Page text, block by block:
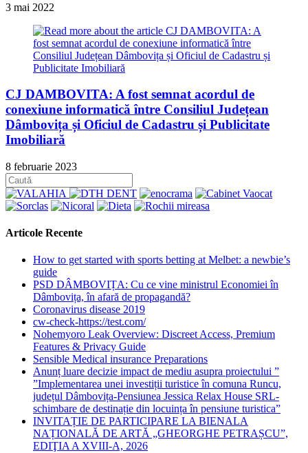
3 mai 2022
CJ DAMBOVITA: A fost semnat acordul de
conexiune informatică între Consiliul Județean
Dâmbovița și Oficiul de Cadastru și Publicitate
Imobiliară
8 februarie 2023
Articole Recente
How to get started with sports betting at Melbet: a newbie’s
guide
PSD DÂMBOVIȚA: Cu ce vine ministrul Economiei în
Dâmbovița, în afară de propagandă?
Coronavirus disease 2019
cw-check-https://test.com/
Nohemyoro Leak Overview: Discreet Access, Premium
Features & Privacy Guide
Sensible Medical insurance Preparations
Anunț luare decizie impact de mediu asupra proiectului ”
”Implementarea unei investiții turistice în comuna Runcu,
județul Dâmbovița-Pensiunea Jessica Relax House SRL-
schimbare de destinație din locuința în pensiune turistica”
INVITAȚIE DE PARTICIPARE LA BIENALA
NAȚIONALĂ DE ARTĂ „GHEORGHE PETRAȘCU”,
EDIŢIA A XVIII-A, 2026